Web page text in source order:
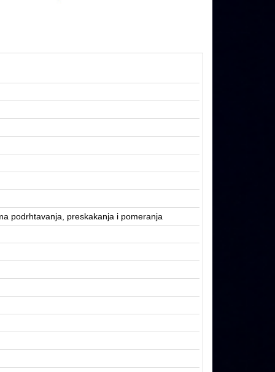
podrhtavanja, preskakanja i pomeranja